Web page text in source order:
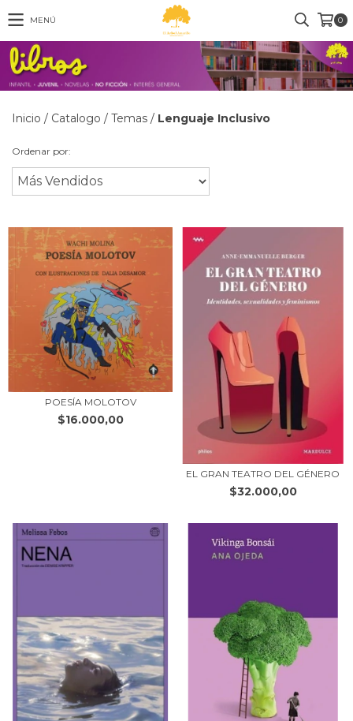
MENÚ 0
Inicio / Catalogo / Temas / Lenguaje Inclusivo
Ordenar por:
POESÍA MOLOTOV
$16.000,00
EL GRAN TEATRO DEL GÉNERO
$32.000,00